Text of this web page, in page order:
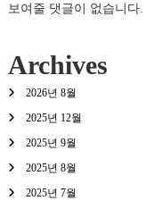
보여줄 댓글이 없습니다.
Archives
2026년 8월
2025년 12월
2025년 9월
2025년 8월
2025년 7월